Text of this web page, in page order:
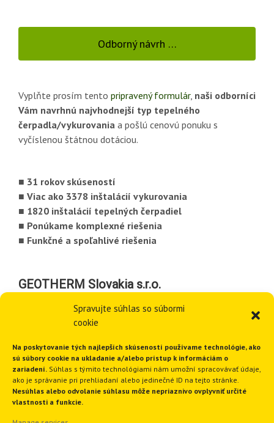
Spravujte súhlas so súbormi
cookie
Na poskytovanie tých najlepších skúseností používame technológie, ako
sú súbory cookie na ukladanie a/alebo prístup k informáciám o
zariadení. Súhlas s týmito technológiami nám umožní spracovávať údaje,
ako je správanie pri prehliadaní alebo jedinečné ID na tejto stránke.
Nesúhlas alebo odvolanie súhlasu môže nepriaznivo ovplyvniť určité
vlastnosti a funkcie.
Odborný návrh …
Vyplňte prosím tento pripravený formulár, naši odborníci
Vám navrhnú najvhodnejší typ tepelného
čerpadla/vykurovania a pošlú cenovú ponuku s
vyčíslenou štátnou dotáciou.
■ 31 rokov skúseností
■ Viac ako 3378 inštalácií vykurovania
■ 1820 inštalácií tepelných čerpadiel
■ Ponúkame komplexné riešenia
■ Funkčné a spoľahlivé riešenia
GEOTHERM Slovakia s.r.o.